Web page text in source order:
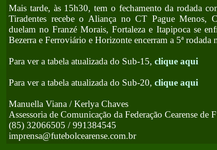
Mais tarde, às 15h30, tem o fechamento da rodada
Tiradentes recebe o Aliança no CT Pague Menos,
duelam no Franzé Morais, Fortaleza e Itapipoca se
Bezerra e Ferroviário e Horizonte encerram a 5ª rodada
Para ver a tabela atualizada do Sub-15, clique aqui
Para ver a tabela atualizada do Sub-20, clique aqui
Manuella Viana / Kerlya Chaves
Assessoria de Comunicação da Federação Cearense de
(85) 32066505 / 991384545
imprensa@futebolcearense.com.br